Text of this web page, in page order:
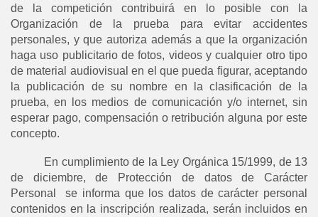
de la competición contribuirá en lo posible con la
Organización de la prueba para evitar accidentes
personales, y que autoriza además a que la organización
haga uso publicitario de fotos, videos y cualquier otro tipo
de material audiovisual en el que pueda figurar, aceptando
la publicación de su nombre en la clasificación de la
prueba, en los medios de comunicación y/o internet, sin
esperar pago, compensación o retribución alguna por este
concepto.
En cumplimiento de la Ley Orgánica 15/1999, de 13
de diciembre, de Protección de datos de Carácter
Personal se informa que los datos de carácter personal
contenidos en la inscripción realizada, serán incluidos en